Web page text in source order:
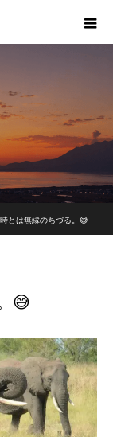
とは無縁のちづる。😅
😅